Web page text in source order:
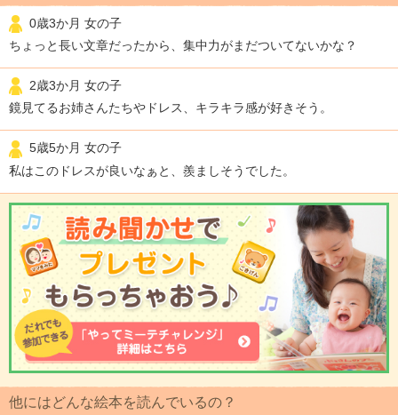
0歳3か月 女の子
ちょっと長い文章だったから、集中力がまだついてないかな？
2歳3か月 女の子
鏡見てるお姉さんたちやドレス、キラキラ感が好きそう。
5歳5か月 女の子
私はこのドレスが良いなぁと、羨ましそうでした。
他にはどんな絵本を読んでいるの？